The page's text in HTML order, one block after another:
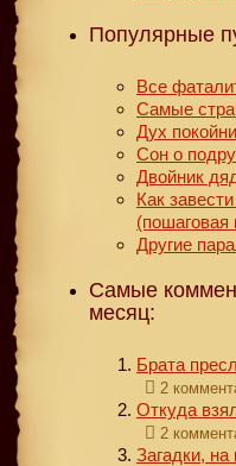
Популярные
Все
Самые
Дух
Сон о
Двойник
Как
(пошаговая
Другие
Самые
месяц:
Брата
2
Откуда
2
Загадки, на